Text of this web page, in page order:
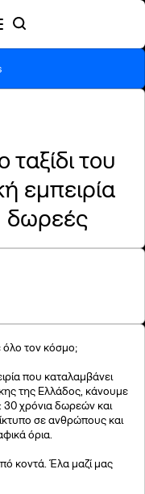
του
εμπειρία
δωρεές
όλο τον κόσμο;
που καταλαμβάνει
της Ελλάδος, κάνουμε
30 χρόνια δωρεών και
σε ανθρώπους και
όρια.
κοντά. Έλα μαζί μας